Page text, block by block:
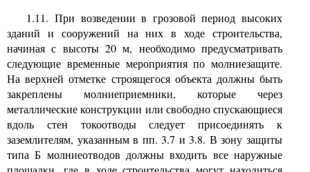
1.11. При возведении в грозовой период высоких
зданий и сооружений на них в ходе строительства,
начиная с высоты 20 м, необходимо предусматривать
следующие временные мероприятия по молниезащите.
На верхней отметке строящегося объекта должны быть
закреплены молниеприемники, которые через
металлические конструкции или свободно спускающиеся
вдоль стен токоотводы следует присоединять к
заземлителям, указанным в пп. 3.7 и 3.8. В зону защиты
типа Б молниеотводов должны входить все наружные